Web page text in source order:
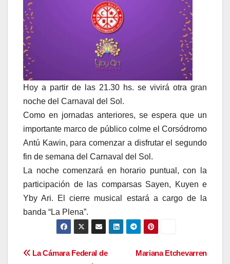
Hoy a partir de las 21.30 hs. se vivirá otra gran
noche del Carnaval del Sol.
Como en jornadas anteriores, se espera que un
importante marco de público colme el Corsódromo
Antú Kawin, para comenzar a disfrutar el segundo
fin de semana del Carnaval del Sol.
La noche comenzará en horario puntual, con la
participación de las comparsas Sayen, Kuyen e
Yby Ari. El cierre musical estará a cargo de la
banda “La Plena”.
Navegación
Mariana Etchevarren
La Cámara Federal de